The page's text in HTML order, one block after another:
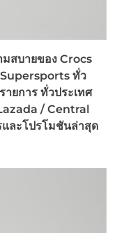
สบายของ Crocs
Supersports ทั่ว
ายการ ทั่วประเทศ
/ Central
ละโปรโมชันล่าสุด